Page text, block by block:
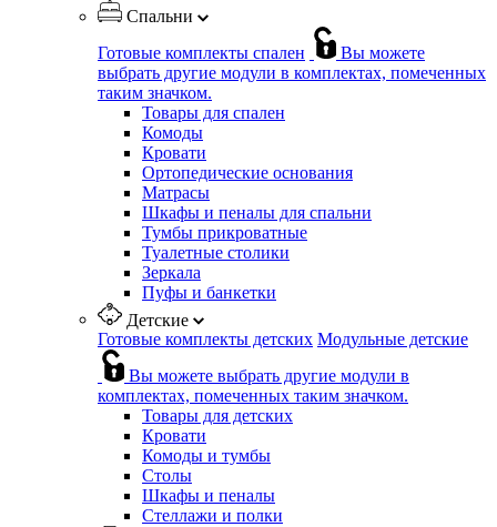
Спальни
Готовые комплекты спален
Вы можете
выбрать другие модули в комплектах, помеченных
таким значком.
Товары для спален
Комоды
Кровати
Ортопедические основания
Матрасы
Шкафы и пеналы для спальни
Тумбы прикроватные
Туалетные столики
Зеркала
Пуфы и банкетки
Детские
Готовые комплекты детских Модульные детские
Вы можете выбрать другие модули в
комплектах, помеченных таким значком.
Товары для детских
Кровати
Комоды и тумбы
Столы
Шкафы и пеналы
Стеллажи и полки